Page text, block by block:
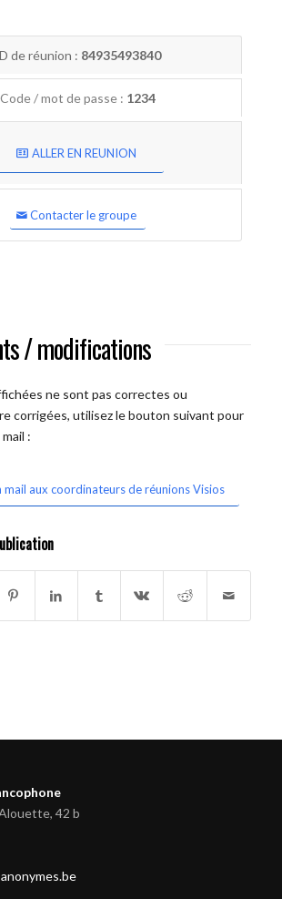
de réunion : 84935493840
Code / mot de passe : 1234
ALLER EN REUNION
Contacter le groupe
/ modifications
ne sont pas correctes ou
corrigées, utilisez le bouton suivant pour
:
mail aux coordinateurs de réunions Visios
42 b